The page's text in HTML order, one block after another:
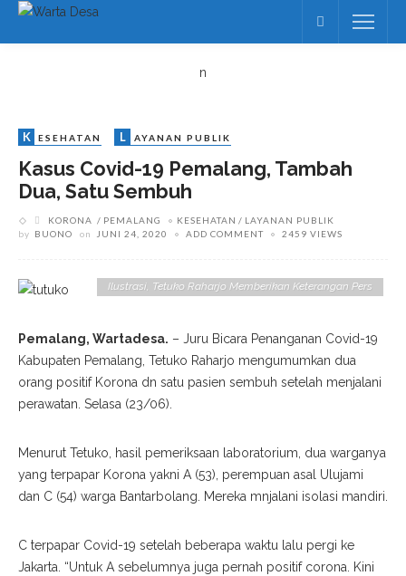
n
K ESEHATAN L AYANAN PUBLIK
Kasus Covid-19 Pemalang, Tambah
Dua, Satu Sembuh
KORONA PEMALANG KESEHATAN
LAYANAN PUBLIK
by BUONO on JUNI 24, 2020 ADD COMMENT 2459 VIEWS
Ilustrasi, Tetuko Raharjo Memberikan Keterangan Pers
Pemalang, Wartadesa. – Juru Bicara Penanganan Covid-19
Kabupaten Pemalang, Tetuko Raharjo mengumumkan dua
orang positif Korona dn satu pasien sembuh setelah menjalani
perawatan. Selasa (23/06).
Menurut Tetuko, hasil pemeriksaan laboratorium, dua warganya
yang terpapar Korona yakni A (53), perempuan asal Ulujami
dan C (54) warga Bantarbolang. Mereka mnjalani isolasi mandiri.
C terpapar Covid-19 setelah beberapa waktu lalu pergi ke
Jakarta. “Untuk A sebelumnya juga pernah positif corona. Kini